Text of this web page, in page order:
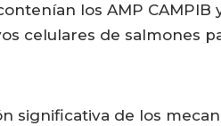
los AMP CAMPIB
celulares de salmones
significativa de los